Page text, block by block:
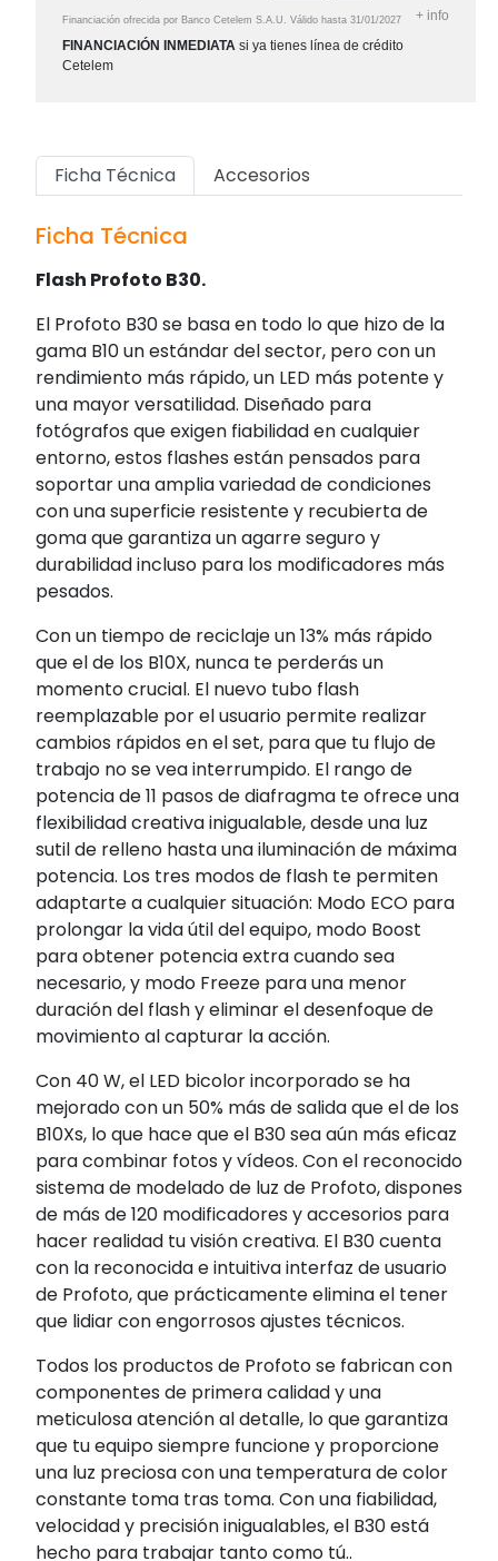
Financiación ofrecida por Banco Cetelem S.A.U. Válido hasta 31/01/2027 + info
FINANCIACIÓN INMEDIATA si ya tienes línea de crédito
Cetelem
Ficha Técnica Accesorios
Ficha Técnica
Flash Profoto B30.
El Profoto B30 se basa en todo lo que hizo de la
gama B10 un estándar del sector, pero con un
rendimiento más rápido, un LED más potente y
una mayor versatilidad. Diseñado para
fotógrafos que exigen fiabilidad en cualquier
entorno, estos flashes están pensados para
soportar una amplia variedad de condiciones
con una superficie resistente y recubierta de
goma que garantiza un agarre seguro y
durabilidad incluso para los modificadores más
pesados.
Con un tiempo de reciclaje un 13% más rápido
que el de los B10X, nunca te perderás un
momento crucial. El nuevo tubo flash
reemplazable por el usuario permite realizar
cambios rápidos en el set, para que tu flujo de
trabajo no se vea interrumpido. El rango de
potencia de 11 pasos de diafragma te ofrece una
flexibilidad creativa inigualable, desde una luz
sutil de relleno hasta una iluminación de máxima
potencia. Los tres modos de flash te permiten
adaptarte a cualquier situación: Modo ECO para
prolongar la vida útil del equipo, modo Boost
para obtener potencia extra cuando sea
necesario, y modo Freeze para una menor
duración del flash y eliminar el desenfoque de
movimiento al capturar la acción.
Con 40 W, el LED bicolor incorporado se ha
mejorado con un 50% más de salida que el de los
B10Xs, lo que hace que el B30 sea aún más eficaz
para combinar fotos y vídeos. Con el reconocido
sistema de modelado de luz de Profoto, dispones
de más de 120 modificadores y accesorios para
hacer realidad tu visión creativa. El B30 cuenta
con la reconocida e intuitiva interfaz de usuario
de Profoto, que prácticamente elimina el tener
que lidiar con engorrosos ajustes técnicos.
Todos los productos de Profoto se fabrican con
componentes de primera calidad y una
meticulosa atención al detalle, lo que garantiza
que tu equipo siempre funcione y proporcione
una luz preciosa con una temperatura de color
constante toma tras toma. Con una fiabilidad,
velocidad y precisión inigualables, el B30 está
hecho para trabajar tanto como tú..